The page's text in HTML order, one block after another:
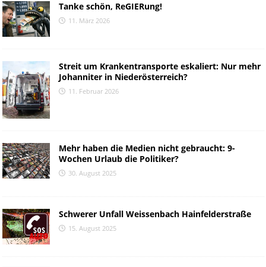
Tanke schön, ReGIERung!
11. März 2026
Streit um Krankentransporte eskaliert: Nur mehr
Johanniter in Niederösterreich?
11. Februar 2026
Mehr haben die Medien nicht gebraucht: 9-
Wochen Urlaub die Politiker?
30. August 2025
Schwerer Unfall Weissenbach Hainfelderstraße
15. August 2025